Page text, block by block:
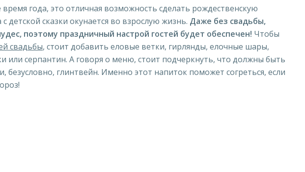
года, это отличная возможность сделать рождественскую
детской сказки окунается во взрослую жизнь. Даже без свадьбы,
поэтому праздничный настрой гостей будет обеспечен! Чтобы
свадьбы, стоит добавить еловые ветки, гирлянды, елочные шары,
или серпантин. А говоря о меню, стоит подчеркнуть, что должны быть
глинтвейн. Именно этот напиток поможет согреться, если